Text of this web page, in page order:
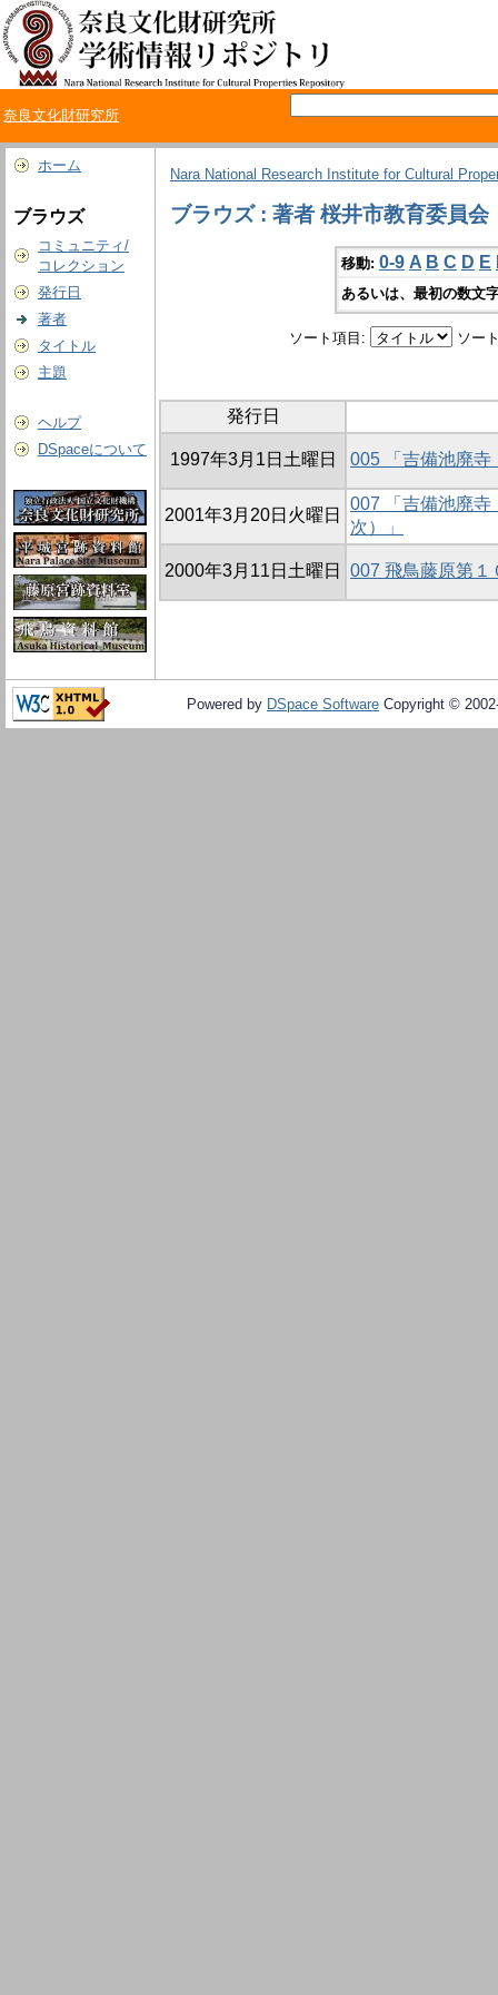
奈良文化財研究所
ホーム
ブラウズ
コミュニティ/
コレクション
発行日
著者
タイトル
主題
ヘルプ
DSpaceについて
Nara National Research Institute for Cultural
ブラウズ : 著者 桜井市教育委員会
移動: 0-9 A B C D E
あるいは、最初の数文
ソート項目: ソー
発行日
1997年3月1日土曜日 005 「吉備池廃
2001年3月20日火曜日
007 「吉備池廃
次）」
2000年3月11日土曜日 007 飛鳥藤原第
Powered by DSpace Software Copyright ©